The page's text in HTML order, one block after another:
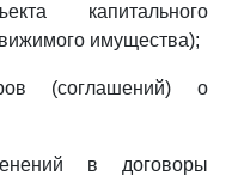
капитального
имущества);
(соглашений) о
в договоры